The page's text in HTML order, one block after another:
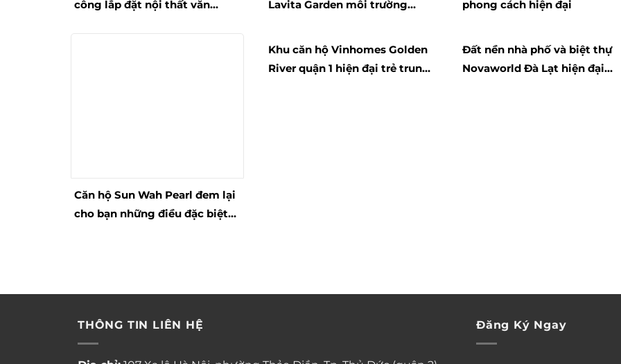
công lắp đặt nội thất văn
Lavita Garden môi trường
phong cách hiện đại
Căn hộ Sun Wah Pearl đem lại
cho bạn những điều đặc biệt
Khu căn hộ Vinhomes Golden
River quận 1 hiện đại trẻ trung
Đất nền nhà phố và biệt thự
Novaworld Đà Lạt hiện đại
THÔNG TIN LIÊN HỆ Đăng Ký Ngay